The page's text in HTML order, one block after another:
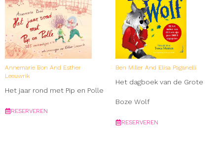
Annemarie Bon And Esther
Leeuwrik
Het jaar rond met Pip en Polle
RESERVEREN
Ben Miller And Elisa Paganelli
Het dagboek van de Grote
Boze Wolf
RESERVEREN